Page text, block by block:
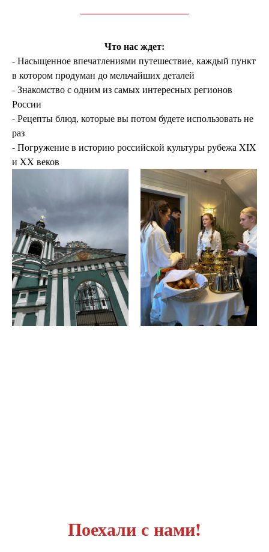
Что нас ждет:
- Насыщенное впечатлениями путешествие, каждый пункт
в котором продуман до мельчайших деталей
- Знакомство с одним из самых интересных регионов
России
- Рецепты блюд, которые вы потом будете использовать не
раз
- Погружение в историю российской культуры рубежа XIX
и XX веков
Поехали с нами!